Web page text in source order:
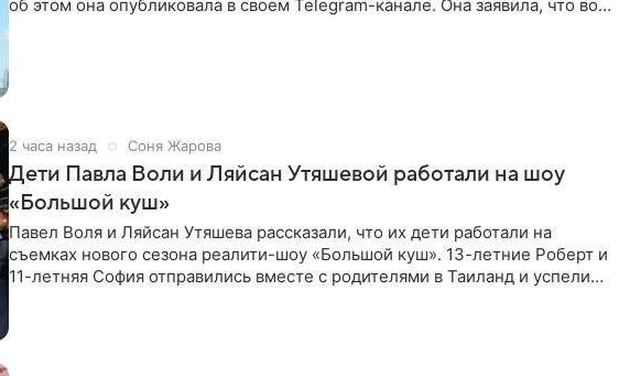
об этом она опубликовала в своем Telegram-канале. Она заявила, что во
2 часа назад Соня Жарова
Дети Павла Воли и Ляйсан Утяшевой работали на шоу
«Большой куш»
Павел Воля и Ляйсан Утяшева рассказали, что их дети работали на
съемках нового сезона реалити-шоу «Большой куш». 13-летние Роберт и
11-летняя София отправились вместе с родителями в Таиланд и успели